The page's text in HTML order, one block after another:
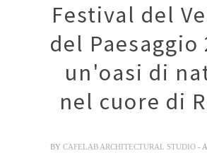
Festival del
del Paesaggio
un'oasi di
nel cuore di
BYCAFELAB ARCHITECTURAL STUDIO-